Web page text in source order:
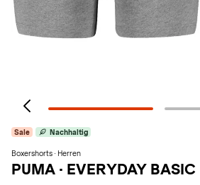
Sale Nachhaltig
Boxershorts · Herren
PUMA · EVERYDAY BASIC